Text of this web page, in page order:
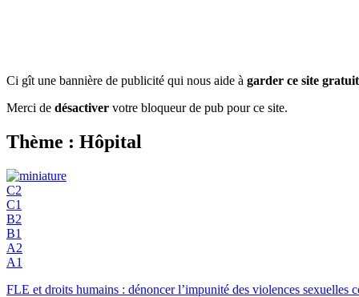
Ci gît une bannière de publicité qui nous aide à garder ce site gratuit
Merci de désactiver votre bloqueur de pub pour ce site.
Thème : Hôpital
C2
C1
B2
B1
A2
A1
FLE et droits humains : dénoncer l’impunité des violences